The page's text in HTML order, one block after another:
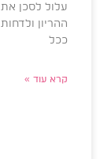
עלול לסכן
ההריון
ככל
קרא עוד »